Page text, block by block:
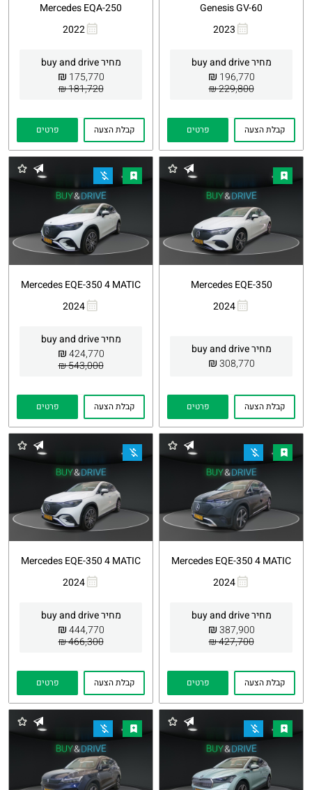
Genesis GV-60
2023
מחיר buy and drive
196,770
₪
229,800 ₪
Whatsapp
קבלת הצעה פרטים
Mercedes EQA-250
2022
מחיר buy and drive
175,770
₪
181,720 ₪
Whatsapp
קבלת הצעה פרטים
Mercedes EQE-350
2024
מחיר buy and drive
308,770
₪
Whatsapp
קבלת הצעה פרטים
Mercedes EQE-350 4 MATIC
2024
מחיר buy and drive
424,770
₪
543,000 ₪
Whatsapp
קבלת הצעה פרטים
Mercedes EQE-350 4 MATIC
2024
מחיר buy and drive
387,900
₪
427,700 ₪
Whatsapp
קבלת הצעה פרטים
Mercedes EQE-350 4 MATIC
2024
מחיר buy and drive
444,770
₪
466,300 ₪
Whatsapp
קבלת הצעה פרטים